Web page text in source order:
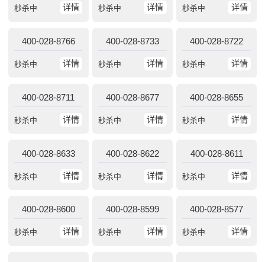
详情
秒杀中 详情
秒杀中 详情
秒杀中
400-028-8766
详情
秒杀中
400-028-8733
详情
秒杀中
400-028-8722
详情
秒杀中
400-028-8711
详情
秒杀中
400-028-8677
详情
秒杀中
400-028-8655
详情
秒杀中
400-028-8633
详情
秒杀中
400-028-8622
详情
秒杀中
400-028-8611
详情
秒杀中
400-028-8600
详情
秒杀中
400-028-8599
详情
秒杀中
400-028-8577
详情
秒杀中